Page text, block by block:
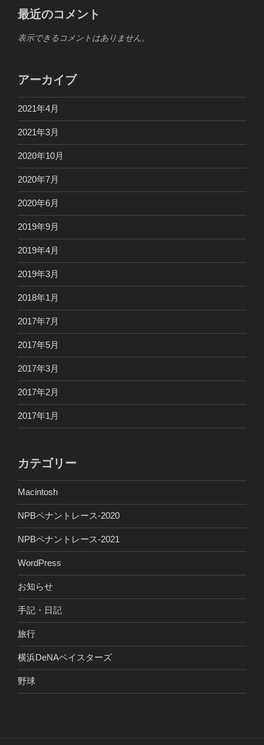
最近のコメント
表示できるコメントはありません。
アーカイブ
2021年4月
2021年3月
2020年10月
2020年7月
2020年6月
2019年9月
2019年4月
2019年3月
2018年1月
2017年7月
2017年5月
2017年3月
2017年2月
2017年1月
カテゴリー
Macintosh
NPBペナントレース-2020
NPBペナントレース-2021
WordPress
お知らせ
手記・日記
旅行
横浜DeNAベイスターズ
野球